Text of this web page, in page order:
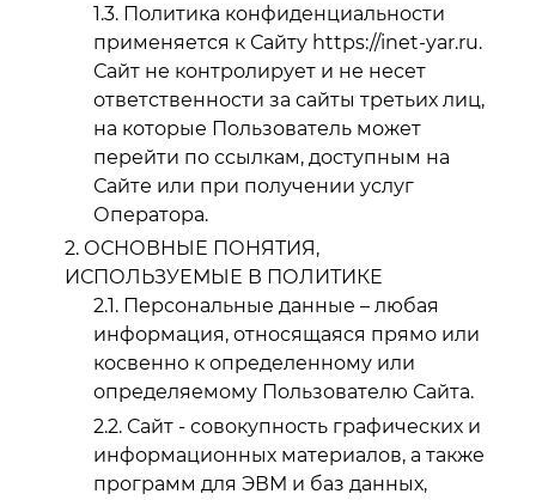
Политика конфиденциальности
применяется к Сайту https://inet-yar.ru.
Сайт не контролирует и не несет
ответственности за сайты третьих лиц,
на которые Пользователь может
перейти по ссылкам, доступным на
Сайте или при получении услуг
Оператора.
ОСНОВНЫЕ ПОНЯТИЯ,
ИСПОЛЬЗУЕМЫЕ В ПОЛИТИКЕ
Персональные данные – любая
информация, относящаяся прямо или
косвенно к определенному или
определяемому Пользователю Сайта.
Сайт - совокупность графических и
информационных материалов, а также
программ для ЭВМ и баз данных,